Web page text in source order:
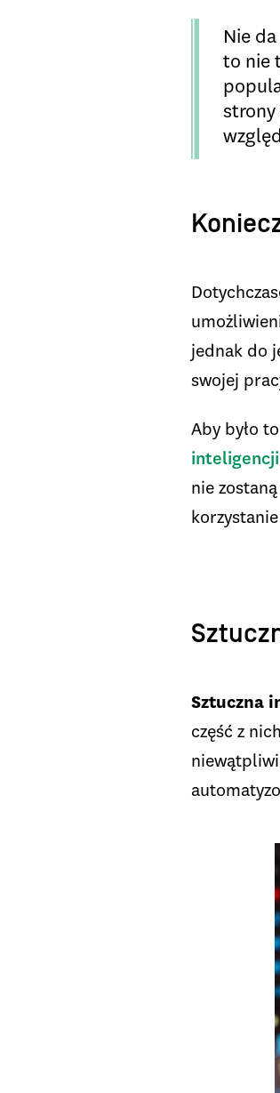
Nie
to nie
jednak do
swojej
Aby było
inteligencji
nie
Sztuczna
część z